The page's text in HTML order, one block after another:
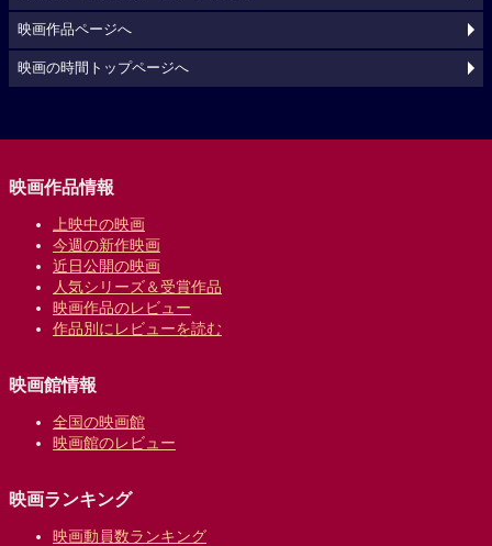
映画作品ページへ
映画の時間トップページへ
映画作品情報
上映中の映画
今週の新作映画
近日公開の映画
人気シリーズ＆受賞作品
映画作品のレビュー
作品別にレビューを読む
映画館情報
全国の映画館
映画館のレビュー
映画ランキング
映画動員数ランキング